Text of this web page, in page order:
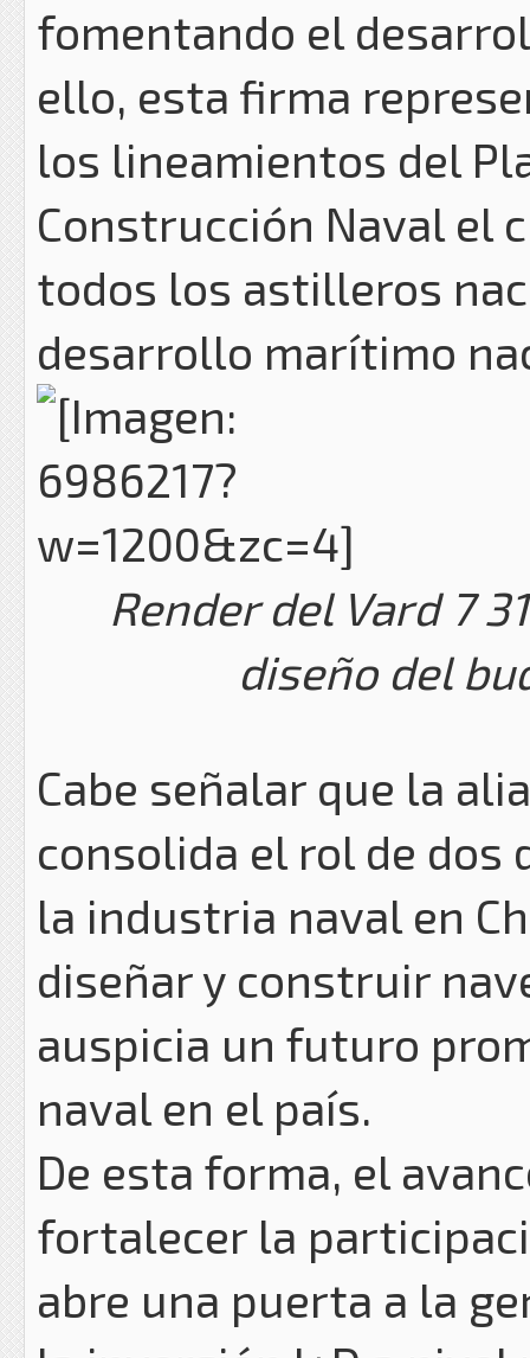
fomentando el
ello, esta firma
los lineamientos del
Construcción Naval el
todos los astilleros
desarrollo marítimo
Render del Vard 7
diseño del
Cabe señalar que la
consolida el rol de
la industria naval en
diseñar y construir
auspicia un futuro
naval en el país.
De esta forma, el
fortalecer la
abre una puerta a la